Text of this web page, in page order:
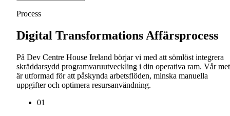
Process
Digital Transformations Affärsprocess
På Dev Centre House Ireland börjar vi med att sömlöst integrera
skräddarsydd programvaruutveckling i din operativa ram. Vår
är utformad för att påskynda arbetsflöden, minska manuella
uppgifter och optimera resursanvändning.
01